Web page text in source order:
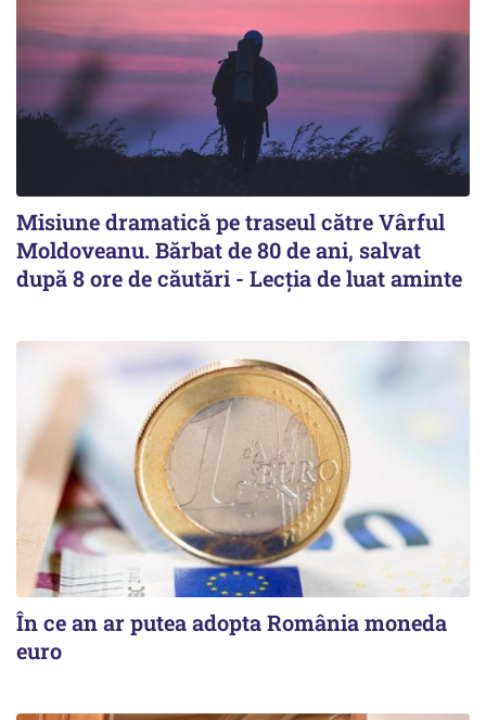
Misiune dramatică pe traseul către Vârful
Moldoveanu. Bărbat de 80 de ani, salvat
după 8 ore de căutări - Lecția de luat aminte
În ce an ar putea adopta România moneda
euro